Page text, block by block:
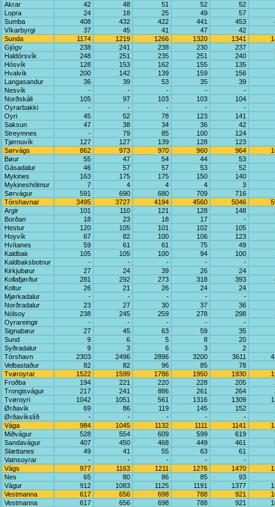
Akrar
42 48 51 52
52
Lopra
24 18 25 49
57
Sumba
408 432 422 441 453
Víkarbyrgi
37 45 41 47
42
Sunda
1174 1219 1266 1320 1341
Gjógv
238 241 238 230 237
Haldórsvík
248 251 235 251 240
Hósvík
128 153 162 155 135
Hvalvík
200 142 139 159 156
Langasandur
36 39 53 35
39
Nesvík
- - - -
-
Norðskáli
105 97 103 103 104
Oyrarbakki
- - - -
-
Oyri
45 52 78 123
141
Saksun
47 38 34 36
42
Streymnes
- 79 85 100 124
Tjørnuvík
127 127 139 128
123
Sørvágs
862 973 970 960 964
Bøur
55 47 54 44
53
Gásadalur
46 57 57 53
52
Mykines
163 175 175 150 140
Mykineshólmur
7 4 4 4
3
Sørvágur
591 690 680 709 716
Tórshavnar
3495 3727 4194 4560 5046
Argir
101 110 121 128 148
Borðan
18 23 18 17
-
Hestur
120 105 101 102 105
Hoyvík
67 82 100 106
123
Hvítanes
59 61 61 75
49
Kaldbak
105 105 100 94 100
Kaldbaksbotnur
- - - -
-
Kirkjubøur
27 24 39 26
24
Kollafjørður
281 292 273 318 393
Koltur
26 21 26 24
24
Mjørkadalur
- - - -
-
Norðradalur
23 27 30 37
36
Nólsoy
238 245 259 278 298
Oyrareingir
- - - -
-
Signabøur
27 45 63 59
35
Sund
9 6 5 8
20
Syðradalur
9 3 6 3
2
Tórshavn
2303 2496 2896 3200 3611
Velbastaður
82 82 96 85
78
Tvøroyrar
1522 1599 1786 1950 1930
Froðba
194 221 220 228 205
Trongisvágur
217 241 886 261 264
Tvøroyri
1042 1051 561 1316 1309
Ørðavík
69 86 119 145 152
Ørðavíkslíð
- - - -
-
Vága
984 1045 1132 1111 1141
Miðvágur
528 554 609 599 619
Sandavágur
407 450 468 449 461
Slættanes
49 41 55 63
61
Vatnsoyrar
- - - -
-
Vágs
977 1163 1211 1276 1470
Nes
65 80 86 85
93
Vágur
912 1083 1125 1191 1377
Vestmanna
617 656 698 788 921
Vestmanna
617 656 698 788 921